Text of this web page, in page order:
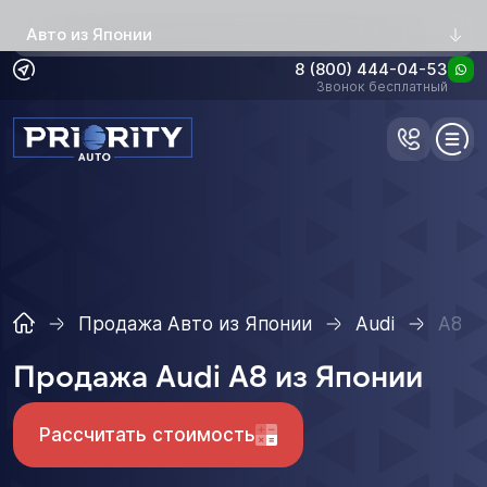
Авто из Японии
8 (800) 444-04-53
Звонок бесплатный
Продажа Авто из Японии Audi A8
Продажа Audi A8 из Японии
Рассчитать стоимость